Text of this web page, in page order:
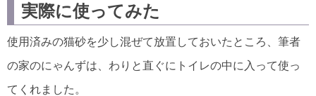
実際に使ってみた
使用済みの猫砂を少し混ぜて放置しておいたところ、筆者
の家のにゃんずは、わりと直ぐにトイレの中に入って使っ
てくれました。